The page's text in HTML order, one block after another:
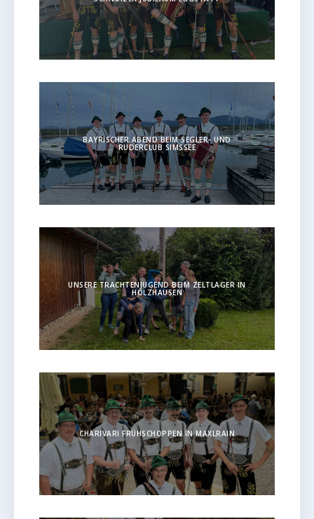
BAYRISCHER ABEND BEIM SEGLER- UND
RUDERCLUB SIMSSEE
UNSERE TRACHTENJUGEND BEIM ZELTLAGER IN
HOLZHAUSEN
CHARIVARI FRÜHSCHOPPEN IN MAXLRAIN